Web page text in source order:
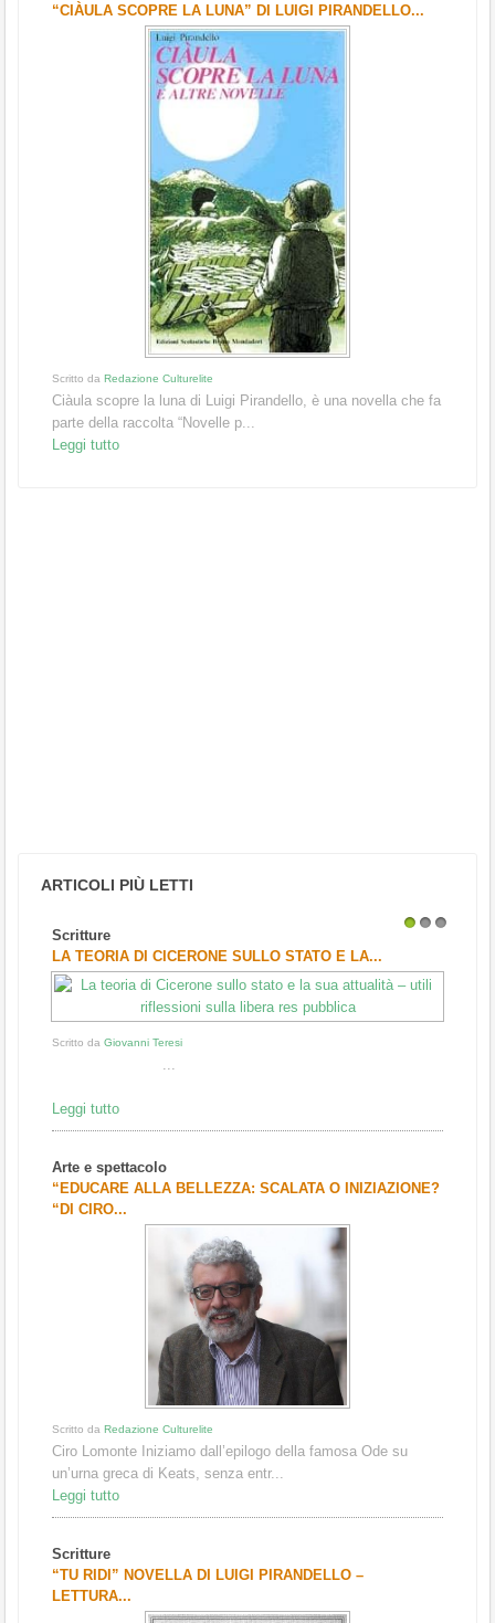
“CIÀULA SCOPRE LA LUNA” DI LUIGI PIRANDELLO...
Scritto da Redazione Culturelite
Ciàula scopre la luna di Luigi Pirandello, è una novella che fa
parte della raccolta “Novelle p...
Leggi tutto
ARTICOLI PIÙ LETTI
Scritture
LA TEORIA DI CICERONE SULLO STATO E LA...
Scritto da Giovanni Teresi
...
Leggi tutto
Arte e spettacolo
“EDUCARE ALLA BELLEZZA: SCALATA O INIZIAZIONE?
“DI CIRO...
Scritto da Redazione Culturelite
Ciro Lomonte Iniziamo dall’epilogo della famosa Ode su
un’urna greca di Keats, senza entr...
Leggi tutto
Scritture
“TU RIDI” NOVELLA DI LUIGI PIRANDELLO –
LETTURA...